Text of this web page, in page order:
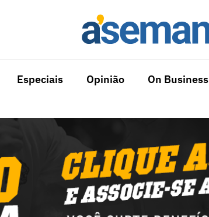
Especiais Opinião On Business